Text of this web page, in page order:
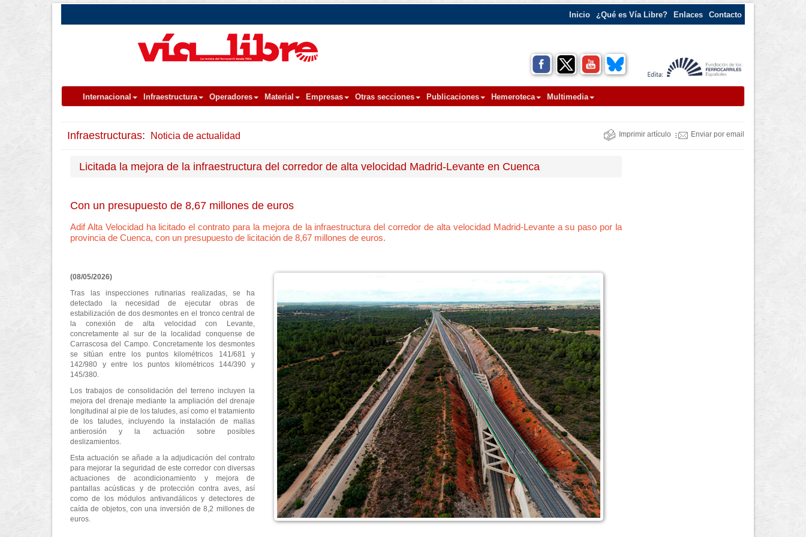
Inicio ¿Qué es Vía Libre? Enlaces Contacto
Internacional Infraestructura Operadores Material Empresas Otras secciones Publicaciones Hemeroteca Multimedia
Infraestructuras: Noticia de actualidad Imprimir artículo Enviar por email
Licitada la mejora de la infraestructura del corredor de alta velocidad Madrid-Levante en Cuenca
Con un presupuesto de 8,67 millones de euros
Adif Alta Velocidad ha licitado el contrato para la mejora de la infraestructura del corredor de alta velocidad Madrid-Levante a su paso por la
provincia de Cuenca, con un presupuesto de licitación de 8,67 millones de euros.
(08/05/2026)
Tras las inspecciones rutinarias realizadas, se ha
detectado la necesidad de ejecutar obras de
estabilización de dos desmontes en el tronco central de
la conexión de alta velocidad con Levante,
concretamente al sur de la localidad conquense de
Carrascosa del Campo. Concretamente los desmontes
se sitúan entre los puntos kilométricos 141/681 y
142/980 y entre los puntos kilométricos 144/390 y
145/380.
Los trabajos de consolidación del terreno incluyen la
mejora del drenaje mediante la ampliación del drenaje
longitudinal al pie de los taludes, así como el tratamiento
de los taludes, incluyendo la instalación de mallas
antierosión y la actuación sobre posibles
deslizamientos.
Esta actuación se añade a la adjudicación del contrato
para mejorar la seguridad de este corredor con diversas
actuaciones de acondicionamiento y mejora de
pantallas acústicas y de protección contra aves, así
como de los módulos antivandálicos y detectores de
caída de objetos, con una inversión de 8,2 millones de
euros.